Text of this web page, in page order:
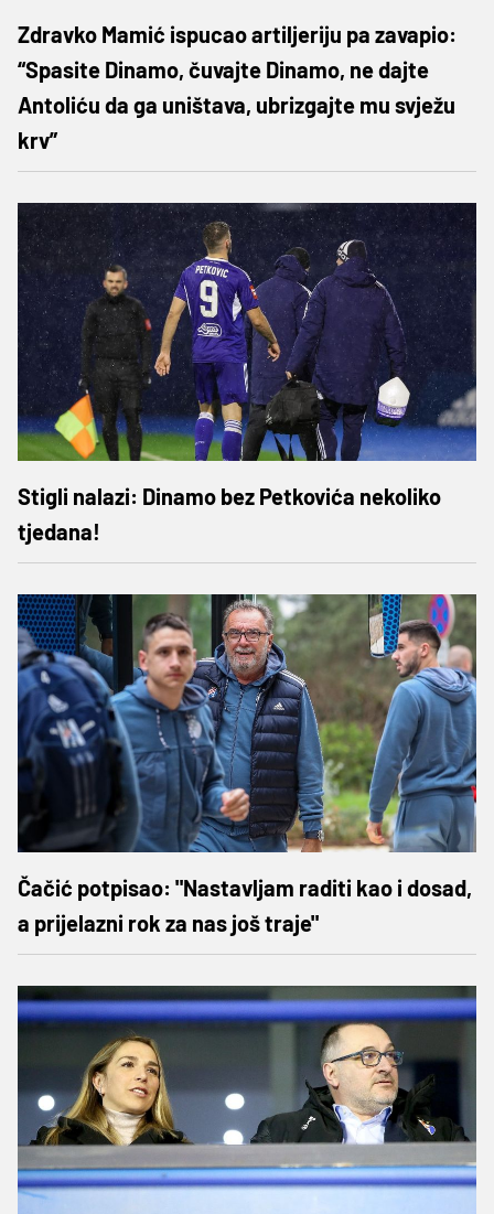
Zdravko Mamić ispucao artiljeriju pa zavapio:
“Spasite Dinamo, čuvajte Dinamo, ne dajte
Antoliću da ga uništava, ubrizgajte mu svježu
krv”
Stigli nalazi: Dinamo bez Petkovića nekoliko
tjedana!
Čačić potpisao: "Nastavljam raditi kao i dosad,
a prijelazni rok za nas još traje"